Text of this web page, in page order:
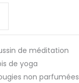
de méditation
de yoga
non parfumées